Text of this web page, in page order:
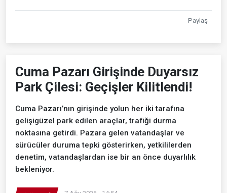
Paylaş
Cuma Pazarı Girişinde Duyarsız
Park Çilesi: Geçişler Kilitlendi!
Cuma Pazarı’nın girişinde yolun her iki tarafına
gelişigüzel park edilen araçlar, trafiği durma
noktasına getirdi. Pazara gelen vatandaşlar ve
sürücüler duruma tepki gösterirken, yetkililerden
denetim, vatandaşlardan ise bir an önce duyarlılık
bekleniyor.